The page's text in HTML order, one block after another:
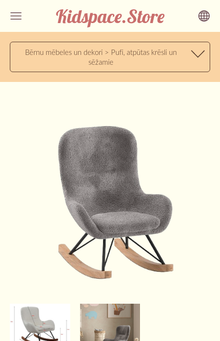
Kidspace.Store
Bērnu mēbeles un dekori > Pufi, atpūtas krēsli un
sēžamie